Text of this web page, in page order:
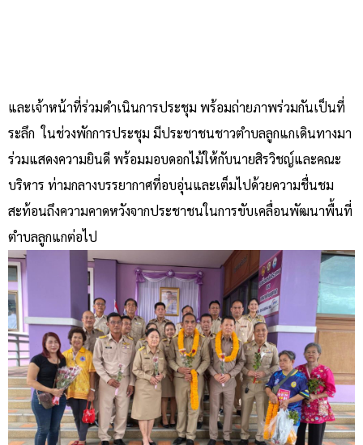
และเจ้าหน้าที่ร่วมดำเนินการประชุม พร้อมถ่ายภาพร่วมกันเป็นที่
ระลึก ในช่วงพักการประชุม มีประชาชนชาวตำบลลูกแกเดินทางมา
ร่วมแสดงความยินดี พร้อมมอบดอกไม้ให้กับนายสิรวิชญ์และคณะ
บริหาร ท่ามกลางบรรยากาศที่อบอุ่นและเต็มไปด้วยความชื่นชม
สะท้อนถึงความคาดหวังจากประชาชนในการขับเคลื่อนพัฒนาพื้นที่
ตำบลลูกแกต่อไป